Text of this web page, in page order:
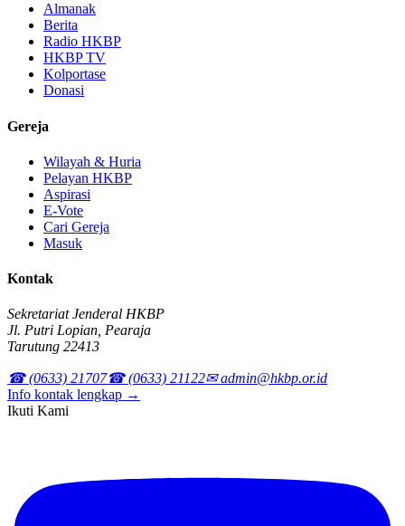
Almanak
Berita
Radio HKBP
HKBP TV
Kolportase
Donasi
Gereja
Wilayah & Huria
Pelayan HKBP
Aspirasi
E-Vote
Cari Gereja
Masuk
Kontak
Sekretariat Jenderal HKBP
Jl. Putri Lopian, Pearaja
Tarutung 22413
☎ (0633) 21707☎ (0633) 21122✉ admin@hkbp.or.id
Info kontak lengkap →
Ikuti Kami